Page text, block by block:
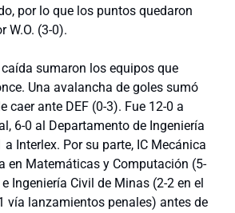
por lo que los puntos quedaron
W.O. (3-0).
sumaron los equipos que
Una avalancha de goles sumó
caer ante DEF (0-3). Fue 12-0 a
6-0 al Departamento de Ingeniería
a Interlex. Por su parte, IC Mecánica
en Matemáticas y Computación (5-
Ingeniería Civil de Minas (2-2 en el
vía lanzamientos penales) antes de